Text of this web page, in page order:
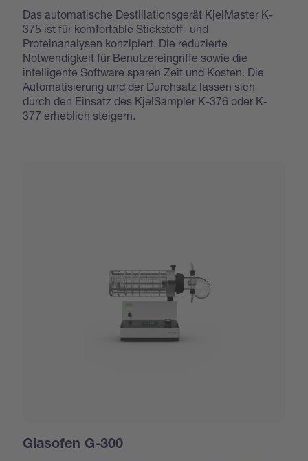
Das automatische Destillationsgerät KjelMaster K-
375 ist für komfortable Stickstoff- und
Proteinanalysen konzipiert. Die reduzierte
Notwendigkeit für Benutzereingriffe sowie die
intelligente Software sparen Zeit und Kosten. Die
Automatisierung und der Durchsatz lassen sich
durch den Einsatz des KjelSampler K-376 oder K-
377 erheblich steigern.
Glasofen G-300